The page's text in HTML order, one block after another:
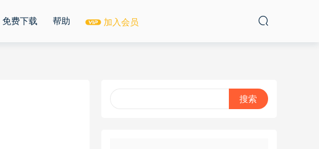
免费下载 帮助 加入会员